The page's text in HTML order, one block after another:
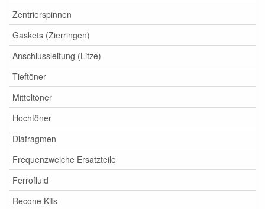
Zentrierspinnen
Gaskets (Zierringen)
Anschlussleitung (Litze)
Tieftöner
Mitteltöner
Hochtöner
Diafragmen
Frequenzweiche Ersatzteile
Ferrofluid
Recone Kits